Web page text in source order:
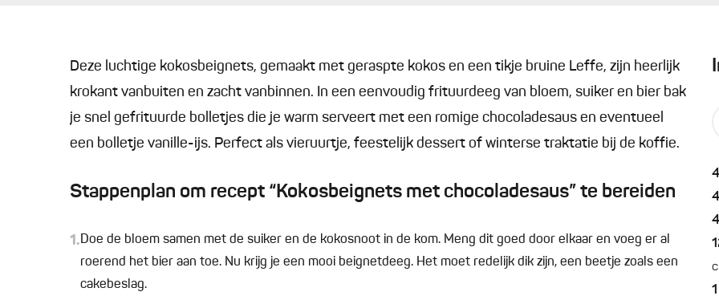
4
4
4
1
Deze luchtige kokosbeignets, gemaakt met geraspte kokos en een tikje bruine Leffe, zijn heerlijk
krokant vanbuiten en zacht vanbinnen. In een eenvoudig frituurdeeg van bloem, suiker en bier bak
je snel gefrituurde bolletjes die je warm serveert met een romige chocoladesaus en eventueel
een bolletje vanille-ijs. Perfect als vieruurtje, feestelijk dessert of winterse traktatie bij de koffie.
Stappenplan om recept “Kokosbeignets met chocoladesaus” te bereiden
1.Doe de bloem samen met de suiker en de kokosnoot in de kom. Meng dit goed door elkaar en voeg er al
roerend het bier aan toe. Nu krijg je een mooi beignetdeeg. Het moet redelijk dik zijn, een beetje zoals een
cakebeslag.